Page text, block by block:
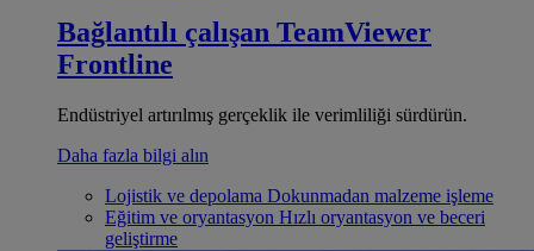
Bağlantılı çalışan TeamViewer
Frontline
Endüstriyel artırılmış gerçeklik ile verimliliği sürdürün.
Daha fazla bilgi alın
Lojistik ve depolama Dokunmadan malzeme işleme
Eğitim ve oryantasyon Hızlı oryantasyon ve beceri
geliştirme